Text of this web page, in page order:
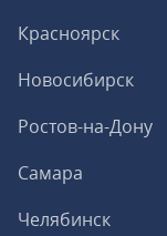
Красноярск
Новосибирск
Ростов-на-Дону
Самара
Челябинск